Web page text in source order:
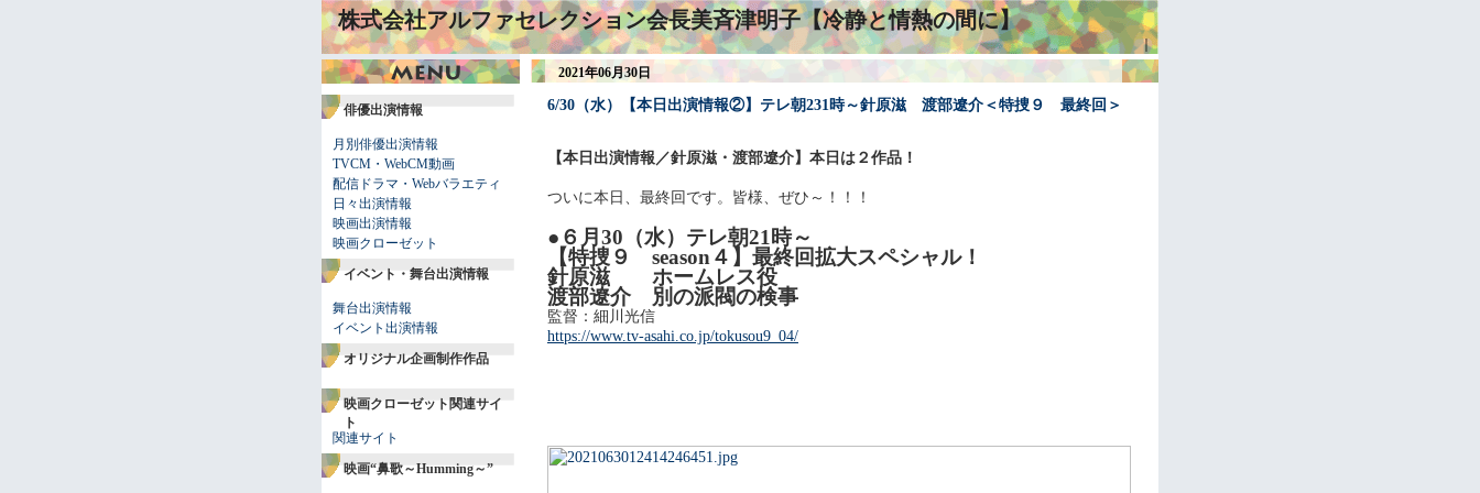
株式会社アルファセレクション会長美斉津明子【冷静と情熱の間に】
｜
俳優出演情報
月別俳優出演情報
TVCM・WebCM動画
配信ドラマ・Webバラエティ
日々出演情報
映画出演情報
映画クローゼット
イベント・舞台出演情報
舞台出演情報
イベント出演情報
オリジナル企画制作作品
映画クローゼット関連サイ
ト
関連サイト
映画“鼻歌～Humming～”
2021年06月30日
6/30（水）【本日出演情報②】テレ朝231時～針原滋 渡部遼介＜特捜９ 最終回＞
【本日出演情報／針原滋・渡部遼介】本日は２作品！
ついに本日、最終回です。皆様、ぜひ～！！！
●６月30（水）テレ朝21時～
【特捜９ season４】最終回拡大スペシャル！
針原滋 ホームレス役
渡部遼介 別の派閥の検事
監督：細川光信
https://www.tv-asahi.co.jp/tokusou9_04/